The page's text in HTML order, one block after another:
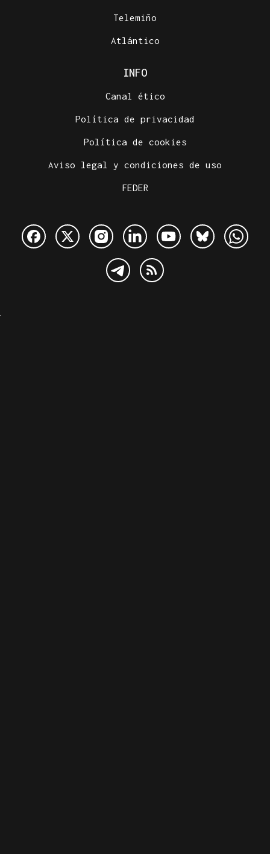
Telemiño
Atlántico
INFO
Canal ético
Política de privacidad
Política de cookies
Aviso legal y condiciones de uso
FEDER